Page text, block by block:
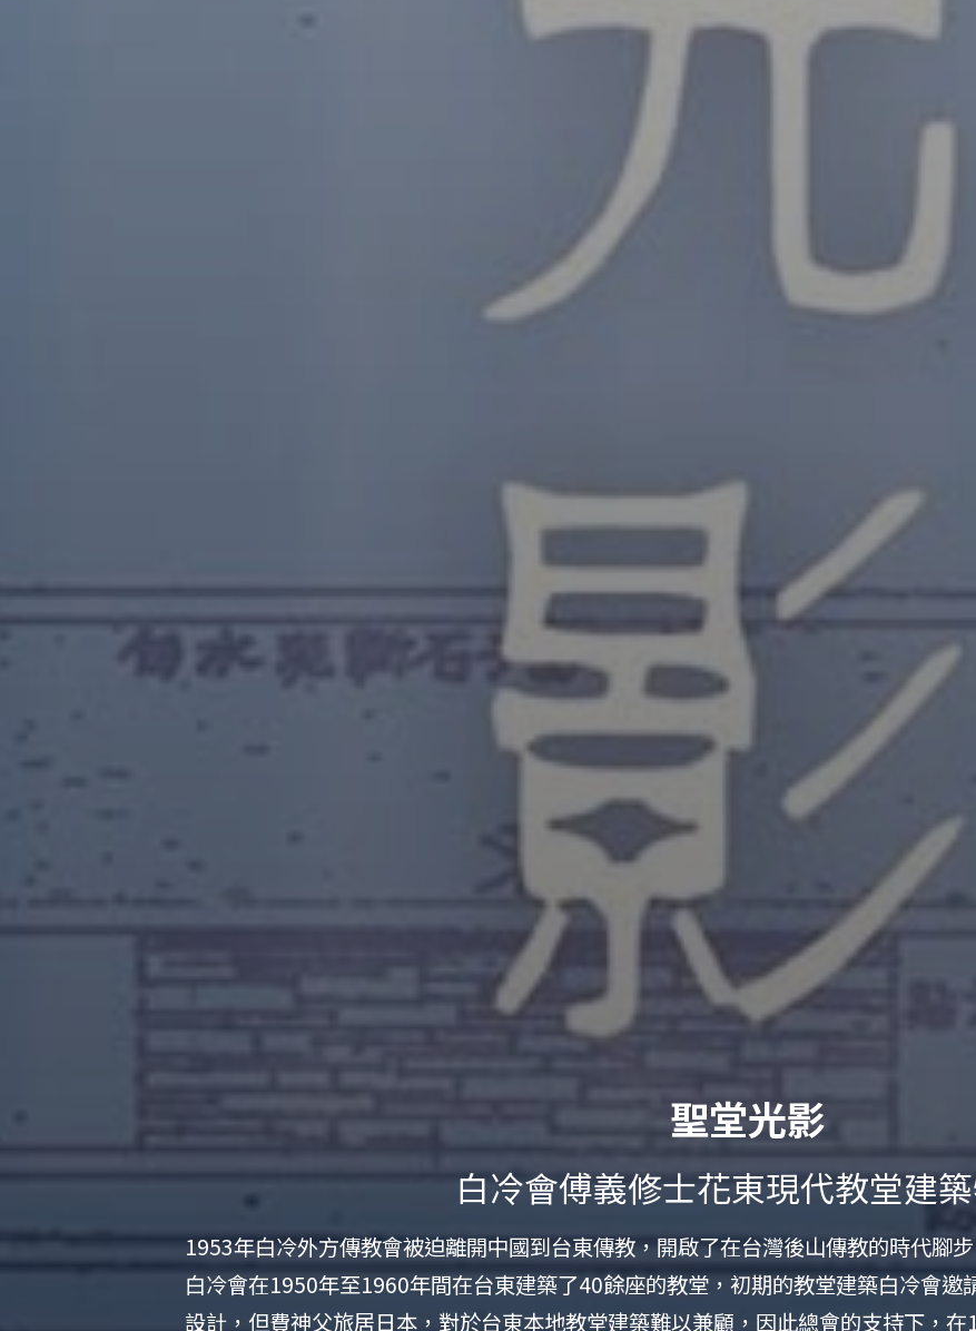
聖堂光影
白冷會傅義修士花東現代教堂建
1953年白冷外方傳教會被迫離開中國到台東傳教，開啟了在台灣後山傳教的時代腳
白冷會在1950年至1960年間在台東建築了40餘座的教堂，初期的教堂建築白冷會
設計，但費神父旅居日本，對於台東本地教堂建築難以兼顧，因此總會的支持下，